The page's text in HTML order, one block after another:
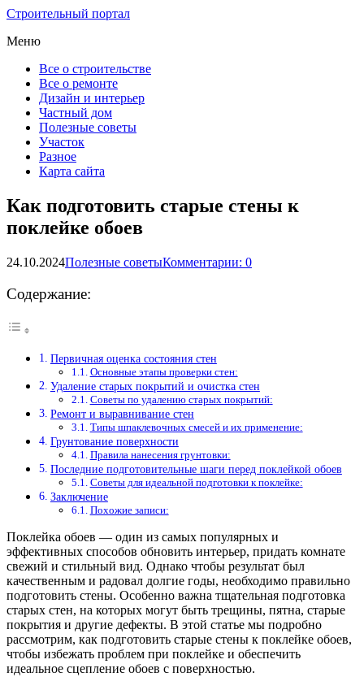
Строительный портал
Меню
Все о строительстве
Все о ремонте
Дизайн и интерьер
Частный дом
Полезные советы
Участок
Разное
Карта сайта
Как подготовить старые стены к
поклейке обоев
24.10.2024Полезные советыКомментарии: 0
Содержание:
Первичная оценка состояния стен
Основные этапы проверки стен:
Удаление старых покрытий и очистка стен
Советы по удалению старых покрытий:
Ремонт и выравнивание стен
Типы шпаклевочных смесей и их применение:
Грунтование поверхности
Правила нанесения грунтовки:
Последние подготовительные шаги перед поклейкой обоев
Советы для идеальной подготовки к поклейке:
Заключение
Похожие записи:
Поклейка обоев — один из самых популярных и
эффективных способов обновить интерьер, придать комнате
свежий и стильный вид. Однако чтобы результат был
качественным и радовал долгие годы, необходимо правильно
подготовить стены. Особенно важна тщательная подготовка
старых стен, на которых могут быть трещины, пятна, старые
покрытия и другие дефекты. В этой статье мы подробно
рассмотрим, как подготовить старые стены к поклейке обоев,
чтобы избежать проблем при поклейке и обеспечить
идеальное сцепление обоев с поверхностью.